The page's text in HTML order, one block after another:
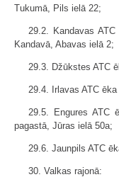
Tukumā, Pils ielā 22;
29.2. Kandavas
Kandavā, Abavas ielā 2;
29.3. Džūkstes ATC
29.4. Irlavas ATC
29.5. Engures ATC
pagastā, Jūras ielā 50a;
29.6. Jaunpils ATC
30. Valkas rajonā: